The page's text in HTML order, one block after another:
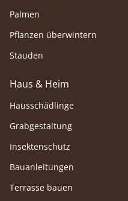
Palmen
Pflanzen überwintern
Stauden
Haus & Heim
Hausschädlinge
Grabgestaltung
Insektenschutz
Bauanleitungen
Terrasse bauen